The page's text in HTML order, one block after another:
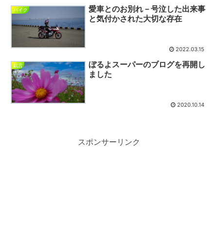
バイク
愛車とのお別れ－号泣した出来事
と気付かされた大切な存在
2022.03.15
戯言
ぼるよスーパーのブログを再開し
ました
2020.10.14
スポンサーリンク